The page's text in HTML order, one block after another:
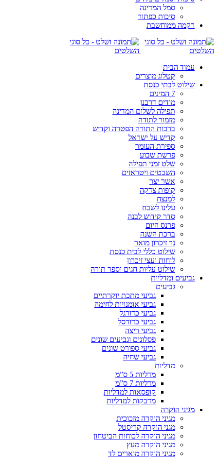
סמל המדינה
סיכות כפתור
רקמה ממוחשבת
עמוד הבית
קטלוג מוצרים
שילוט לבתי כנסת
7 המינים
מודים דרבנן
תפילה לשלום המדינה
מזמור לתודה
ברכות התורה הפטרה וקדיש
קדיש על ישראל
ספירת העומר
פרשת שבוע
שלט זמני תפילה
השבטים ויטראזים
אשר יצר
קופות צדקה
למנצח
עלינו לשבח
סדר קידוש לבנה
פרנס היום
ברכת השנה
נר זיכרון מואר
שילוט כללי לבית כנסת
לוחות ועצי זיכרון
שילוט עליות חגים וספר תורה
גביעים ומדליות
גביעים
גביעי מתכת יוקרתיים
גביעי אומנויות לחימה
גביעי כדורגל
גביעי כדורסל
גביעי ריצה
פסלונים וגביעים שונים
גביעי ספורט שונים
גביעי שחיה
מדליות
מדליות 5 ס”מ
מדליות 7 ס”מ
קופסאות למדליות
מדבקות למדליות
מגיני הוקרה
מגיני הוקרה מזכוכית
מגני הוקרה קריסטל
מגיני הוקרה לכוחות הביטחון
מגיני הוקרה מעץ
מגיני הוקרה מוארים לד